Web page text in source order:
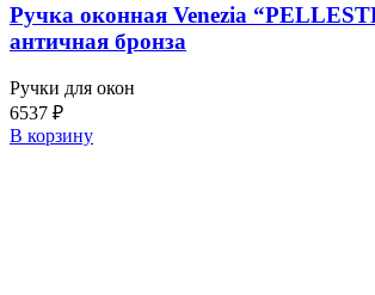
Ручка оконная Venezia
античная бронза
Ручки для окон
6537 ₽
В корзину